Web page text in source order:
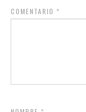
COMENTARIO *